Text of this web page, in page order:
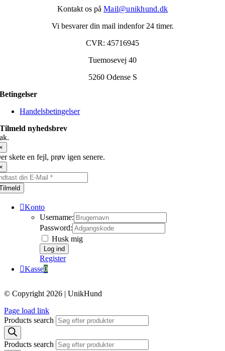
Kontakt os på Mail@unikhund.dk
Vi besvarer din mail indenfor 24 timer.
CVR: 45716945
Tuemosevej 40
5260 Odense S
Betingelser
Handelsbetingelser
Tilmeld nyhedsbrev
skete en fejl, prøv igen senere.
Konto
Username:
Password:
Husk mig
Register
Kasse0
© Copyright 2026 | UnikHund
Page load link
Products search
Products search